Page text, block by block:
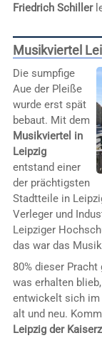
Friedrich Schiller
Musikviertel
Die sumpfige
Aue der Pleiße
wurde erst spät
bebaut. Mit dem
Musikviertel in
Leipzig
entstand einer
der prächtigsten
Stadtteile in
Verleger und
Leipziger
das war das
80% dieser
was erhalten
entwickelt sich
alt und neu.
Leipzig der